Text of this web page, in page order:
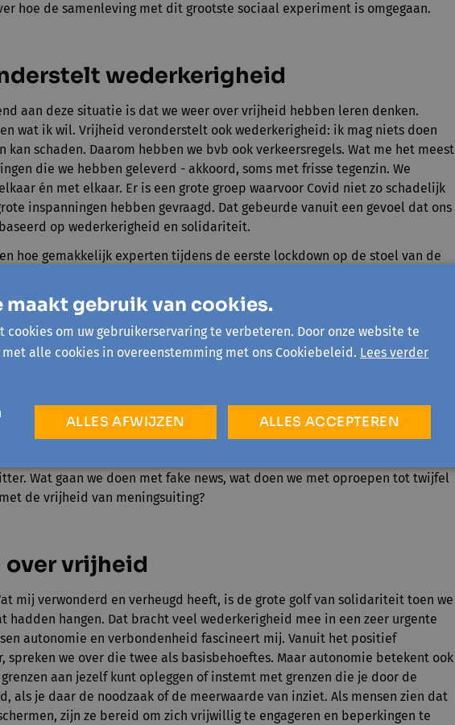
hoe de samenleving met dit grootste sociaal experiment is omgegaan.
wederkerigheid
aan deze situatie is dat we weer over vrijheid hebben leren denken.
wat ik wil. Vrijheid veronderstelt ook wederkerigheid: ik mag niets doen
kan schaden. Daarom hebben we bvb ook verkeersregels. Wat me het meest
die we hebben geleverd - akkoord, soms met frisse tegenzin. We
én met elkaar. Er is een grote groep waarvoor Covid niet zo schadelijk
inspanningen hebben gevraagd. Dat gebeurde vanuit een gevoel dat ons
op wederkerigheid en solidariteit.
hoe gemakkelijk experten tijdens de eerste lockdown op de stoel van de
moeten een goed onderscheid maken tussen wat wetenschappers doen en
isevidence based, maar een beleid kan je niet zomaar overlaten aan
een democratisch proces, dat gebaseerd is op gesprek en overleg, op de
veel te maken met vertrouwen durven stellen in instanties die betrouwbaar
van levenswijsheid. Ik denk dat daar nog veel werk aan is in onze
Wat gaan we doen met fake news, wat doen we met oproepen tot twijfel
de vrijheid van meningsuiting?
vrijheid
mij verwonderd en verheugd heeft, is de grote golf van solidariteit toen we
hadden hangen. Dat bracht veel wederkerigheid mee in een zeer urgente
autonomie en verbondenheid fascineert mij. Vanuit het positief
spreken we over die twee als basisbehoeftes. Maar autonomie betekent ook
aan jezelf kunt opleggen of instemt met grenzen die je door de
als je daar de noodzaak of de meerwaarde van inziet. Als mensen zien dat
zijn ze bereid om zich vrijwillig te engageren en beperkingen te
maakt gebruik van cookies.
cookies om uw gebruikerservaring te verbeteren. Door onze website te
alle cookies in overeenstemming met ons Cookiebeleid. Lees verder
ALLES ACCEPTEREN
ALLES AFWIJZEN